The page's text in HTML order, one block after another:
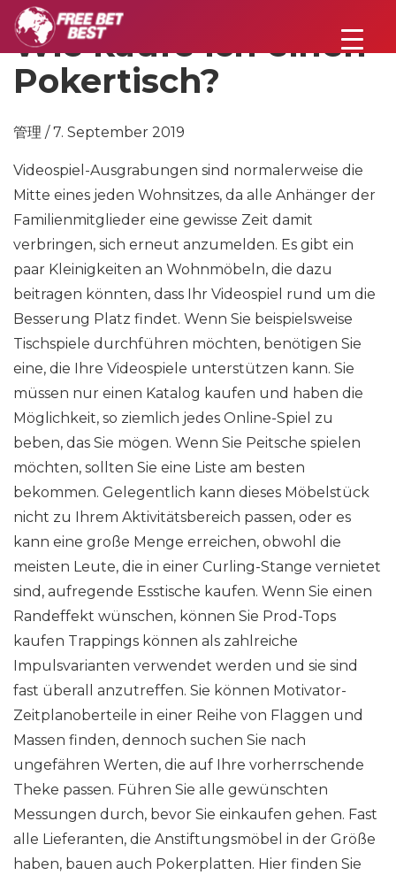
Wie kaufe ich einen
Pokertisch?
管理 / 7. September 2019
Videospiel-Ausgrabungen sind normalerweise die
Mitte eines jeden Wohnsitzes, da alle Anhänger der
Familienmitglieder eine gewisse Zeit damit
verbringen, sich erneut anzumelden. Es gibt ein
paar Kleinigkeiten an Wohnmöbeln, die dazu
beitragen könnten, dass Ihr Videospiel rund um die
Besserung Platz findet. Wenn Sie beispielsweise
Tischspiele durchführen möchten, benötigen Sie
eine, die Ihre Videospiele unterstützen kann. Sie
müssen nur einen Katalog kaufen und haben die
Möglichkeit, so ziemlich jedes Online-Spiel zu
beben, das Sie mögen. Wenn Sie Peitsche spielen
möchten, sollten Sie eine Liste am besten
bekommen. Gelegentlich kann dieses Möbelstück
nicht zu Ihrem Aktivitätsbereich passen, oder es
kann eine große Menge erreichen, obwohl die
meisten Leute, die in einer Curling-Stange vernietet
sind, aufregende Esstische kaufen. Wenn Sie einen
Randeffekt wünschen, können Sie Prod-Tops
kaufen Trappings können als zahlreiche
Impulsvarianten verwendet werden und sie sind
fast überall anzutreffen. Sie können Motivator-
Zeitplanoberteile in einer Reihe von Flaggen und
Massen finden, dennoch suchen Sie nach
ungefähren Werten, die auf Ihre vorherrschende
Theke passen. Führen Sie alle gewünschten
Messungen durch, bevor Sie einkaufen gehen. Fast
alle Lieferanten, die Anstiftungsmöbel in der Größe
haben, bauen auch Pokerplatten. Hier finden Sie